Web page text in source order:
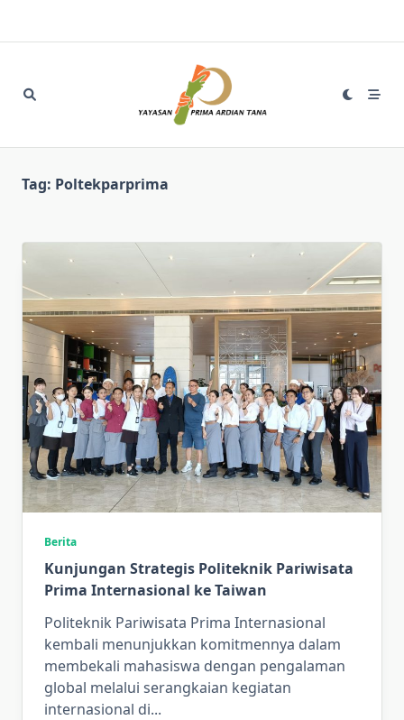
Tag: Poltekparprima
Berita
Kunjungan Strategis Politeknik Pariwisata
Prima Internasional ke Taiwan
Politeknik Pariwisata Prima Internasional
kembali menunjukkan komitmennya dalam
membekali mahasiswa dengan pengalaman
global melalui serangkaian kegiatan
internasional di...